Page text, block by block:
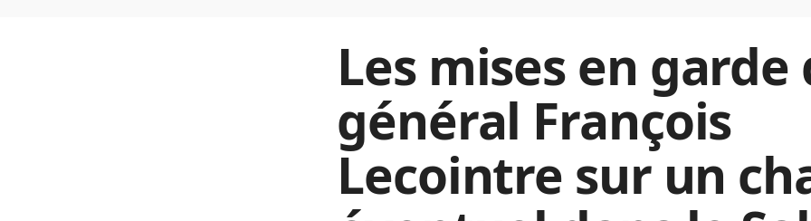
Les mises en garde
général François
Lecointre sur un